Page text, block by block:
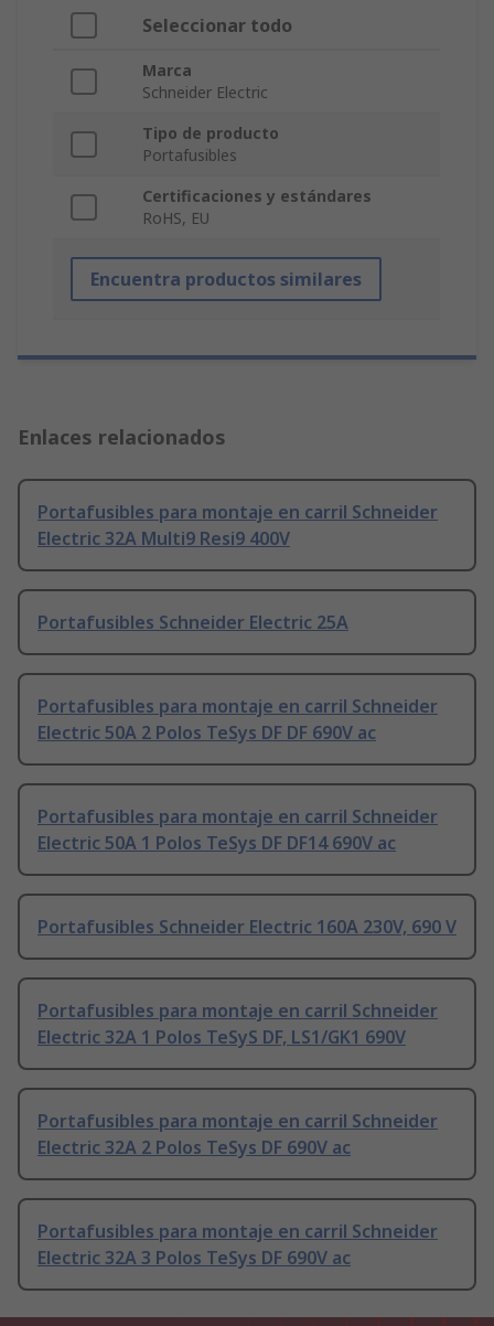
Seleccionar todo
Marca
Schneider Electric
Tipo de producto
Portafusibles
Certificaciones y estándares
RoHS, EU
Encuentra productos similares
Enlaces relacionados
Portafusibles para montaje en carril Schneider
Electric 32A Multi9 Resi9 400V
Portafusibles Schneider Electric 25A
Portafusibles para montaje en carril Schneider
Electric 50A 2 Polos TeSys DF DF 690V ac
Portafusibles para montaje en carril Schneider
Electric 50A 1 Polos TeSys DF DF14 690V ac
Portafusibles Schneider Electric 160A 230V, 690 V
Portafusibles para montaje en carril Schneider
Electric 32A 1 Polos TeSyS DF, LS1/GK1 690V
Portafusibles para montaje en carril Schneider
Electric 32A 2 Polos TeSys DF 690V ac
Portafusibles para montaje en carril Schneider
Electric 32A 3 Polos TeSys DF 690V ac